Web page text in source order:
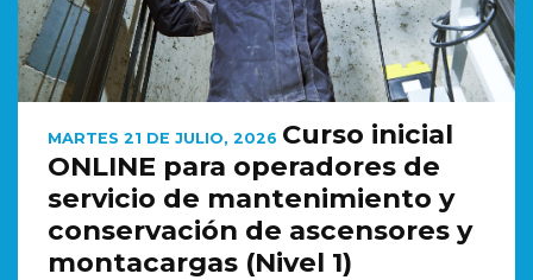
MARTES 21 DE JULIO, 2026 Curso inicial
ONLINE para operadores de
servicio de mantenimiento y
conservación de ascensores y
montacargas (Nivel 1)